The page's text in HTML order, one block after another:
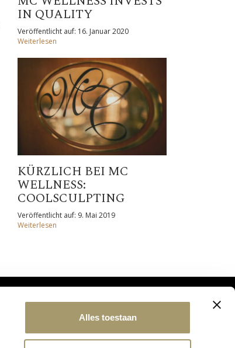
Alles toestaan
IN QUALITY
Veröffentlicht auf: 16. Januar 2020
Weiterlesen
KÜRZLICH BEI MC
WELLNESS:
COOLSCULPTING
Veröffentlicht auf: 9. Mai 2019
Weiterlesen